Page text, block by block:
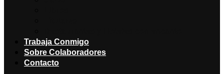
Trabaja Conmigo
Sobre Colaboradores
Contacto